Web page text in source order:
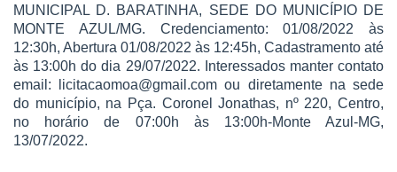
MUNICIPAL D. BARATINHA, SEDE DO MUNICÍPIO DE
MONTE AZUL/MG. Credenciamento: 01/08/2022 às
12:30h, Abertura 01/08/2022 às 12:45h, Cadastramento até
às 13:00h do dia 29/07/2022. Interessados manter contato
email: licitacaomoa@gmail.com ou diretamente na sede
do município, na Pça. Coronel Jonathas, nº 220, Centro,
no horário de 07:00h às 13:00h-Monte Azul-MG,
13/07/2022.